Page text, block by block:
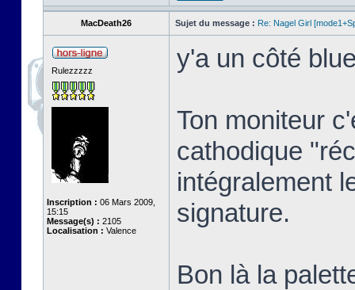
MacDeath26 Sujet du message : Re: Nagel Girl
Rulezzzzz
Inscription : 06 Mars 2009,
15:15
Message(s) : 2105
Localisation : Valence
y'a un côté
Ton moniteur
cathodique
intégralement
signature.
Bon là la